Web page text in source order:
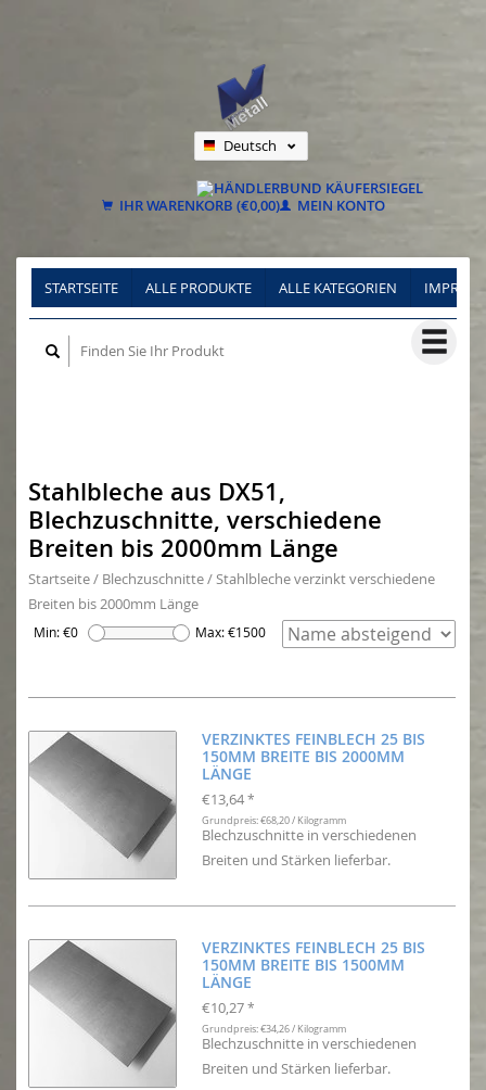
Deutsch
Français
IHR WARENKORB (€0,00) MEIN KONTO
STARTSEITE ALLE PRODUKTE ALLE KATEGORIEN
Stahlbleche aus DX51,
Blechzuschnitte, verschiedene
Breiten bis 2000mm Länge
Startseite/ Blechzuschnitte/Stahlbleche verzinkt verschiedene
Breiten bis 2000mm Länge
Min: €0 Max: €1500
VERZINKTES FEINBLECH 25 BIS
150MM BREITE BIS 2000MM
LÄNGE
€13,64 *
Grundpreis: €68,20 / Kilogramm
Blechzuschnitte in verschiedenen
Breiten und Stärken lieferbar.
VERZINKTES FEINBLECH 25 BIS
150MM BREITE BIS 1500MM
LÄNGE
€10,27 *
Grundpreis: €34,26 / Kilogramm
Blechzuschnitte in verschiedenen
Breiten und Stärken lieferbar.